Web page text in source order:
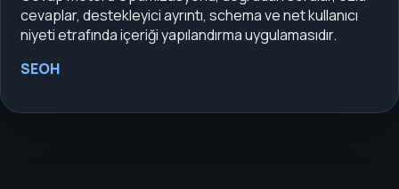
cevaplar, destekleyici ayrıntı, schema ve net kullanıcı
niyeti etrafında içeriği yapılandırma uygulamasıdır.
SEOH